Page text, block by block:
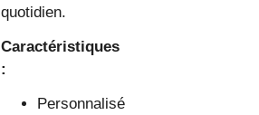
quotidien.
Caractéristiques
:
Personnalisé